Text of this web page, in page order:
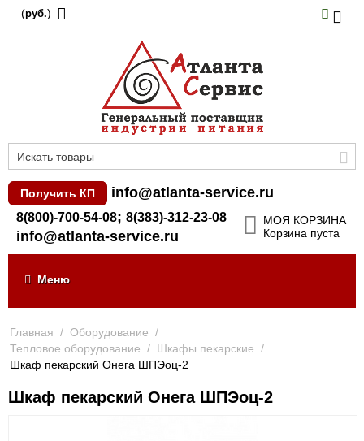
(руб.)
Получить КП info@atlanta-service.ru
8(800)-700-54-08; 8(383)-312-23-08
info@atlanta-service.ru
МОЯ КОРЗИНА
Корзина пуста
Меню
Главная / Оборудование /
Тепловое оборудование / Шкафы пекарские /
Шкаф пекарский Онега ШПЭоц-2
Шкаф пекарский Онега ШПЭоц-2